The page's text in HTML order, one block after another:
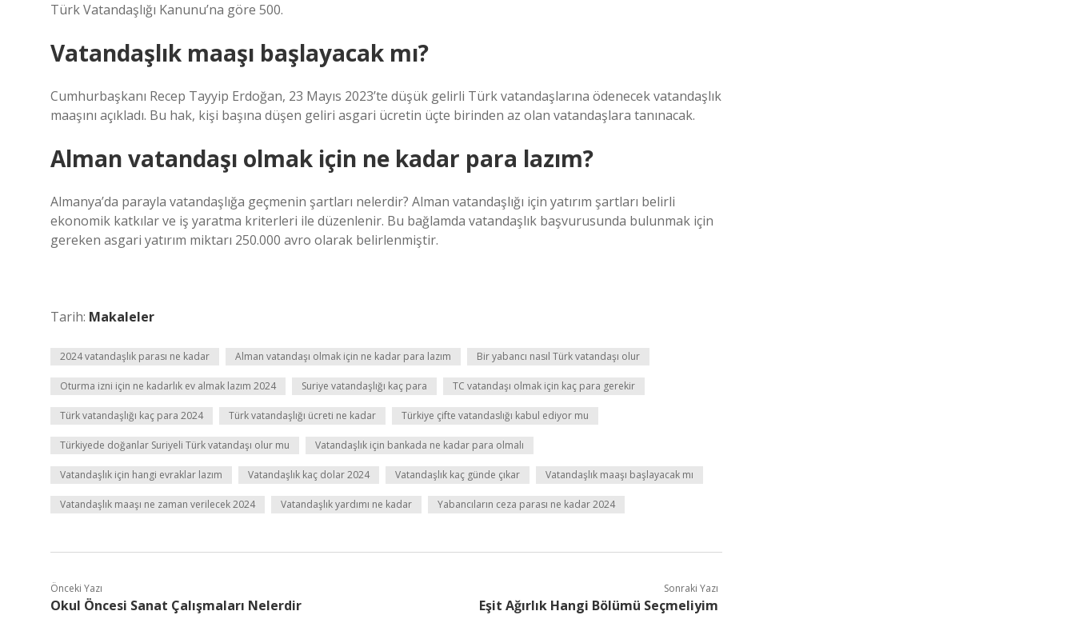
Türk Vatandaşlığı Kanunu’na göre 500.
Vatandaşlık maaşı başlayacak mı?
Cumhurbaşkanı Recep Tayyip Erdoğan, 23 Mayıs 2023’te düşük gelirli Türk vatandaşlarına ödenecek vatandaşlık
maaşını açıkladı. Bu hak, kişi başına düşen geliri asgari ücretin üçte birinden az olan vatandaşlara tanınacak.
Alman vatandaşı olmak için ne kadar para lazım?
Almanya’da parayla vatandaşlığa geçmenin şartları nelerdir? Alman vatandaşlığı için yatırım şartları belirli
ekonomik katkılar ve iş yaratma kriterleri ile düzenlenir. Bu bağlamda vatandaşlık başvurusunda bulunmak için
gereken asgari yatırım miktarı 250.000 avro olarak belirlenmiştir.
Tarih: Makaleler
2024 vatandaşlık parası ne kadar Alman vatandaşı olmak için ne kadar para lazım Bir yabancı nasıl Türk vatandaşı olur
Oturma izni için ne kadarlık ev almak lazım 2024 Suriye vatandaşlığı kaç para TC vatandaşı olmak için kaç para gerekir
Türk vatandaşlığı kaç para 2024 Türk vatandaşlığı ücreti ne kadar Türkiye çifte vatandaslığı kabul ediyor mu
Türkiyede doğanlar Suriyeli Türk vatandaşı olur mu Vatandaşlık için bankada ne kadar para olmalı
Vatandaşlık için hangi evraklar lazım Vatandaşlık kaç dolar 2024 Vatandaşlık kaç günde çıkar Vatandaşlık maaşı başlayacak mı
Vatandaşlık maaşı ne zaman verilecek 2024 Vatandaşlık yardımı ne kadar Yabancıların ceza parası ne kadar 2024
Önceki Yazı
Okul Öncesi Sanat Çalışmaları Nelerdir
Sonraki Yazı
Eşit Ağırlık Hangi Bölümü Seçmeliyim